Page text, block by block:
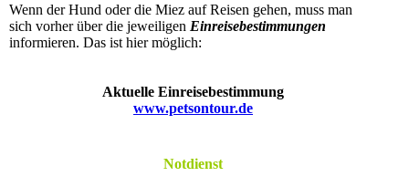
Wenn der Hund oder die Miez auf Reisen gehen, muss man
sich vorher über die jeweiligen Einreisebestimmungen
informieren. Das ist hier möglich:
Aktuelle Einreisebestimmung
www.petsontour.de
Notdienst